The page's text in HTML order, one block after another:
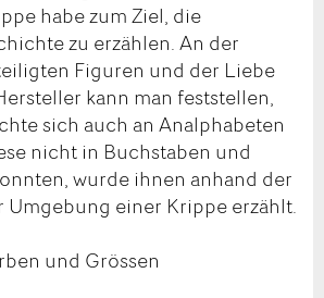
habe zum Ziel, die
zu erzählen. An der
Figuren und der Liebe
kann man feststellen,
sich auch an Analphabeten
nicht in Buchstaben und
wurde ihnen anhand der
Umgebung einer Krippe erzählt.
und Grössen